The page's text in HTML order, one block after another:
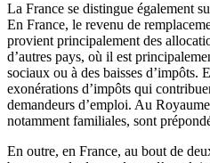
La France se distingue également
En France, le revenu de
provient principalement des
d’autres pays, où il est
sociaux ou à des baisses d’impôts.
exonérations d’impôts qui
demandeurs d’emploi. Au
notamment familiales, sont
En outre, en France, au bout de